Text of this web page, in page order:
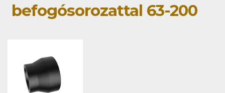
befogósorozattal 63-200